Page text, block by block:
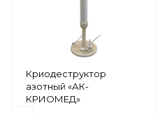
Криодеструктор
азотный «АК-
КРИОМЕД»